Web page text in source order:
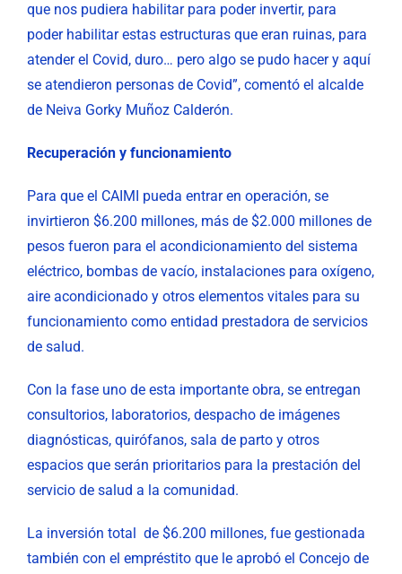
que nos pudiera habilitar para poder invertir, para
poder habilitar estas estructuras que eran ruinas, para
atender el Covid, duro… pero algo se pudo hacer y aquí
se atendieron personas de Covid”, comentó el alcalde
de Neiva Gorky Muñoz Calderón.
Recuperación y funcionamiento
Para que el CAIMI pueda entrar en operación, se
invirtieron $6.200 millones, más de $2.000 millones de
pesos fueron para el acondicionamiento del sistema
eléctrico, bombas de vacío, instalaciones para oxígeno,
aire acondicionado y otros elementos vitales para su
funcionamiento como entidad prestadora de servicios
de salud.
Con la fase uno de esta importante obra, se entregan
consultorios, laboratorios, despacho de imágenes
diagnósticas, quirófanos, sala de parto y otros
espacios que serán prioritarios para la prestación del
servicio de salud a la comunidad.
La inversión total de $6.200 millones, fue gestionada
también con el empréstito que le aprobó el Concejo de